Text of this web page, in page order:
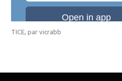
TICE, parvicrabb